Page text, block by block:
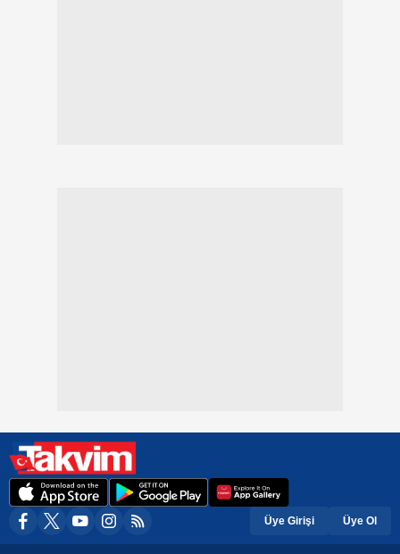
Üye Girişi Üye Ol